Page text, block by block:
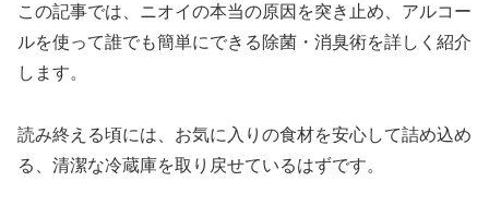
この記事では、ニオイの本当の原因を突き止め、アルコー
ルを使って誰でも簡単にできる除菌・消臭術を詳しく紹介
します。
読み終える頃には、お気に入りの食材を安心して詰め込め
る、清潔な冷蔵庫を取り戻せているはずです。